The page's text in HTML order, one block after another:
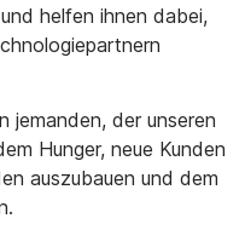
helfen ihnen dabei,
jemanden, der unseren
Hunger, neue Kunden
auszubauen und dem